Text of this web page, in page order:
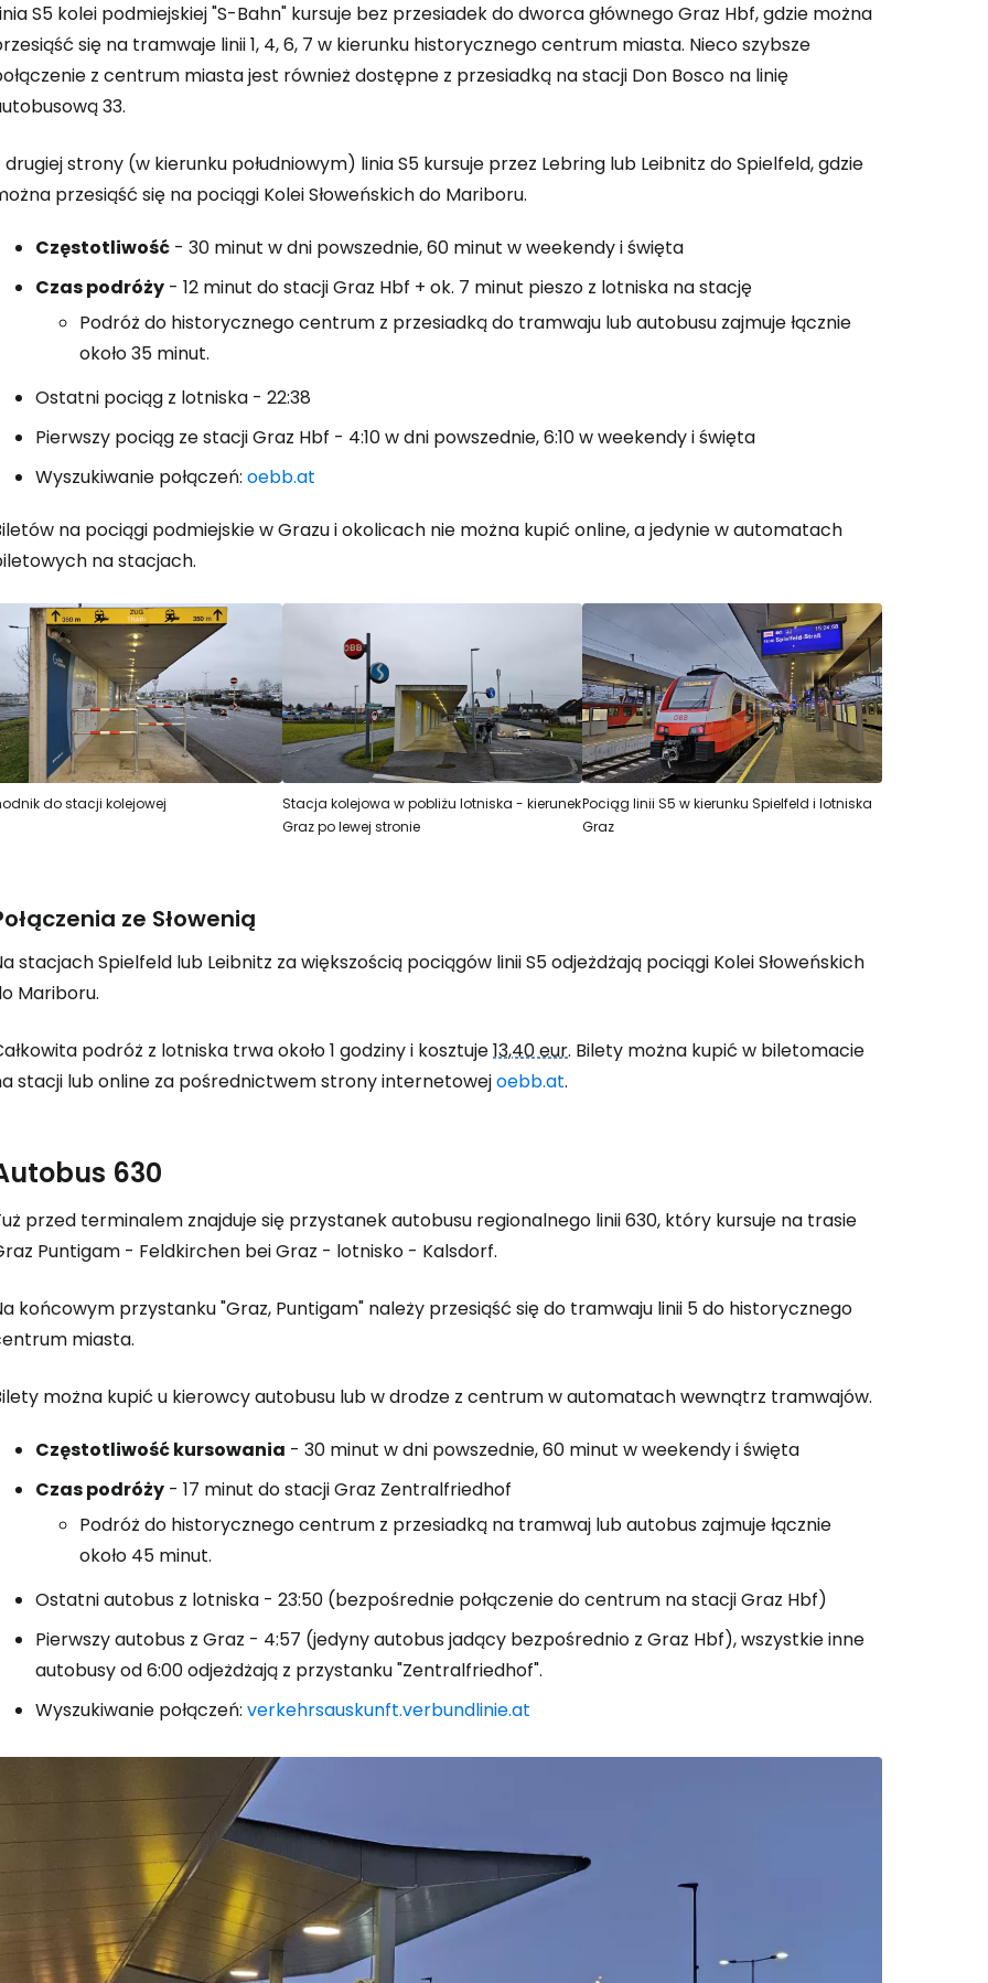
S5 kolei podmiejskiej "S-Bahn" kursuje bez przesiadek do dworca głównego Graz Hbf, gdzie można
się na tramwaje linii 1, 4, 6, 7 w kierunku historycznego centrum miasta. Nieco szybsze
z centrum miasta jest również dostępne z przesiadką na stacji Don Bosco na linię
33.
drugiej strony (w kierunku południowym) linia S5 kursuje przez Lebring lub Leibnitz do Spielfeld, gdzie
przesiąść się na pociągi Kolei Słoweńskich do Mariboru.
Częstotliwość - 30 minut w dni powszednie, 60 minut w weekendy i święta
Czas podróży - 12 minut do stacji Graz Hbf + ok. 7 minut pieszo z lotniska na stację
Podróż do historycznego centrum z przesiadką do tramwaju lub autobusu zajmuje łącznie
około 35 minut.
Ostatni pociąg z lotniska - 22:38
Pierwszy pociąg ze stacji Graz Hbf - 4:10 w dni powszednie, 6:10 w weekendy i święta
Wyszukiwanie połączeń: oebb.at
na pociągi podmiejskie w Grazu i okolicach nie można kupić online, a jedynie w automatach
na stacjach.
do stacji kolejowej
Stacja kolejowa w pobliżu lotniska - kierunek
Graz po lewej stronie
Pociąg linii S5 w kierunku Spielfeld i lotniska
Graz
ze Słowenią
stacjach Spielfeld lub Leibnitz za większością pociągów linii S5 odjeżdżają pociągi Kolei Słoweńskich
Mariboru.
podróż z lotniska trwa około 1 godziny i kosztuje13,40 eur. Bilety można kupić w biletomacie
stacji lub online za pośrednictwem strony internetowejoebb.at.
630
przed terminalem znajduje się przystanek autobusu regionalnego linii 630, który kursuje na trasie
Puntigam - Feldkirchen bei Graz - lotnisko - Kalsdorf.
końcowym przystanku "Graz, Puntigam" należy przesiąść się do tramwaju linii 5 do historycznego
miasta.
można kupić u kierowcy autobusu lub w drodze z centrum w automatach wewnątrz tramwajów.
Częstotliwość kursowania - 30 minut w dni powszednie, 60 minut w weekendy i święta
Czas podróży - 17 minut do stacji Graz Zentralfriedhof
Podróż do historycznego centrum z przesiadką na tramwaj lub autobus zajmuje łącznie
około 45 minut.
Ostatni autobus z lotniska - 23:50 (bezpośrednie połączenie do centrum na stacji Graz Hbf)
Pierwszy autobus z Graz - 4:57 (jedyny autobus jadący bezpośrednio z Graz Hbf), wszystkie inne
autobusy od 6:00 odjeżdżają z przystanku "Zentralfriedhof".
Wyszukiwanie połączeń: verkehrsauskunft.verbundlinie.at
Zaloguj się do Cestee
... światowej społeczności podróżniczej
Kontynuuj z Google
Kontynuuj z Facebookiem